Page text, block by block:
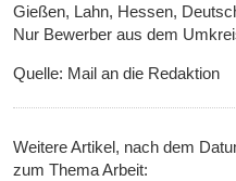
Gießen, Lahn, Hessen,
Nur Bewerber aus dem
Quelle: Mail an die Redaktion
Weitere Artikel, nach dem
zum Thema Arbeit: